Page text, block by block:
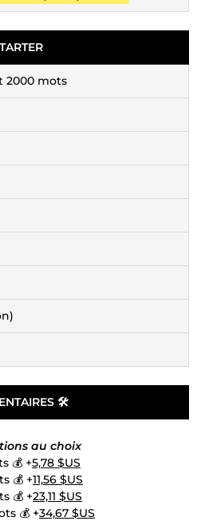
2000 mots
🛠
au choix
💰 +5,78 $US
💰 +11,56 $US
💰 +23,11 $US
💰 +34,67 $US